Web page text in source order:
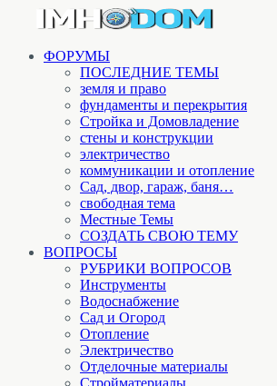
ФОРУМЫ
ПОСЛЕДНИЕ ТЕМЫ
земля и право
фундаменты и перекрытия
Стройка и Домовладение
стены и конструкции
электричество
коммуникации и отопление
Cад, двор, гараж, баня…
свободная тема
Местные Темы
СОЗДАТЬ СВОЮ ТЕМУ
ВОПРОСЫ
РУБРИКИ ВОПРОСОВ
Инструменты
Водоснабжение
Сад и Огород
Отопление
Электричество
Отделочные материалы
Стройматериалы